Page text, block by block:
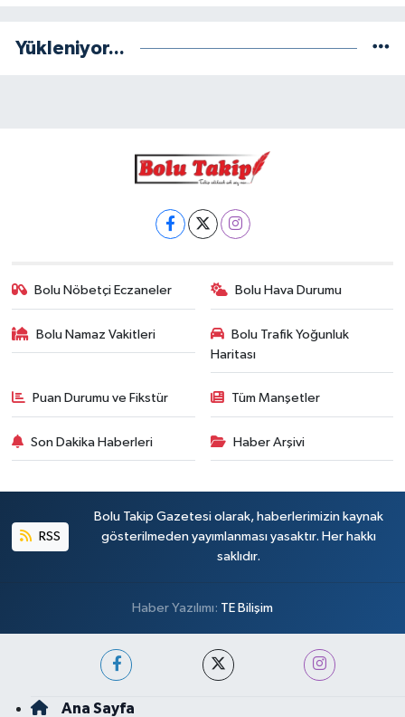
Yükleniyor...
Bolu Nöbetçi Eczaneler Bolu Hava Durumu
Bolu Namaz Vakitleri
Bolu Trafik Yoğunluk
Haritası
Puan Durumu ve Fikstür Tüm Manşetler
Son Dakika Haberleri Haber Arşivi
RSS
Bolu Takip Gazetesi olarak, haberlerimizin kaynak
gösterilmeden yayımlanması yasaktır. Her hakkı
saklıdır.
Haber Yazılımı: TE Bilişim
Ana Sayfa